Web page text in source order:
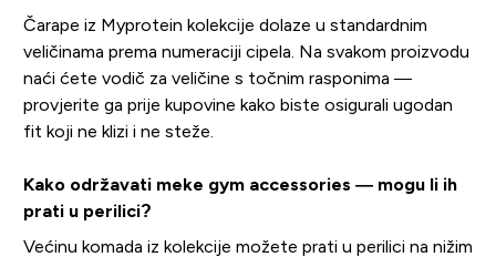
Čarape iz Myprotein kolekcije dolaze u standardnim
veličinama prema numeraciji cipela. Na svakom proizvodu
naći ćete vodič za veličine s točnim rasponima —
provjerite ga prije kupovine kako biste osigurali ugodan
fit koji ne klizi i ne steže.
Kako održavati meke gym accessories — mogu li ih
prati u perilici?
Većinu komada iz kolekcije možete prati u perilici na nižim